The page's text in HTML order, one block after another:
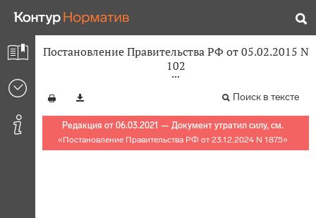
Постановление Правительства РФ от 05.02.2015 N
102
Поиск в тексте
Редакция от 06.03.2021 — Документ утратил силу, см.
«Постановление Правительства РФ от 23.12.2024 N 1875»